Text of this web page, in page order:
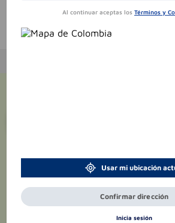
Te puede interesar
Al continuar aceptas los Términos y
Usar mi ubicación
Confirmar dirección
Inicia sesión